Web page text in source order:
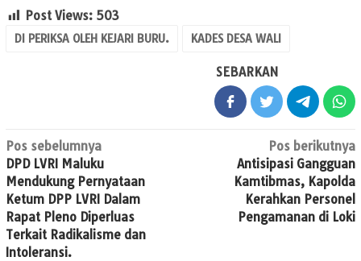
Post Views: 503
DI PERIKSA OLEH KEJARI BURU. KADES DESA WALI
SEBARKAN
Navigasi
pos
Pos sebelumnya
DPD LVRI Maluku
Mendukung Pernyataan
Ketum DPP LVRI Dalam
Rapat Pleno Diperluas
Terkait Radikalisme dan
Intoleransi.
Pos berikutnya
Antisipasi Gangguan
Kamtibmas, Kapolda
Kerahkan Personel
Pengamanan di Loki